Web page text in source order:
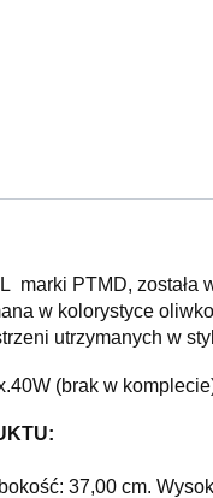
marki PTMD,
w kolorystyce
utrzymanych w
(brak w
37,00 cm.